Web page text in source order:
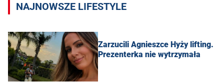
NAJNOWSZE LIFESTYLE
Zarzucili Agnieszce Hyży lifting.
Prezenterka nie wytrzymała